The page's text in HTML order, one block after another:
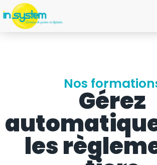
Nos
Gérez
les